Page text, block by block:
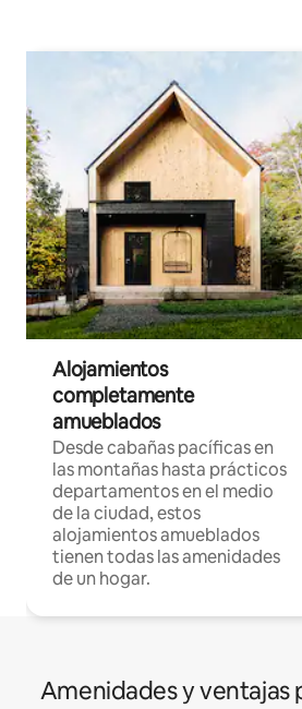
Alojamientos
completamente
amueblados
Desde cabañas pacíficas en
las montañas hasta prácticos
departamentos en el medio
de la ciudad, estos
alojamientos amueblados
tienen todas las amenidades
de un hogar.
Amenidades y ventajas